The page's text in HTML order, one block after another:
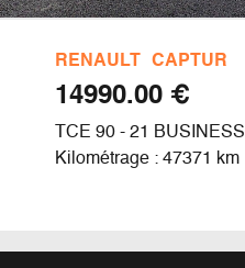
RENAULT CAPTUR
€ 14990.00
TCE 90 - 21 BUSINESS
Kilométrage : 47371 km